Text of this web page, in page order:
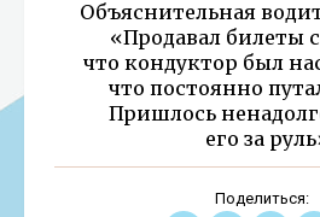
Объяснительная
«Продавал билеты
что кондуктор был
что постоянно
Пришлось
его за
Поделиться: